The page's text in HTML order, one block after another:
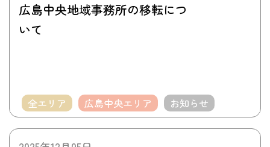
全エリア 広島中央エリア お知らせ
広島中央地域事務所の移転につ
いて